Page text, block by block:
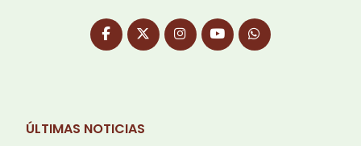
ÚLTIMAS NOTICIAS